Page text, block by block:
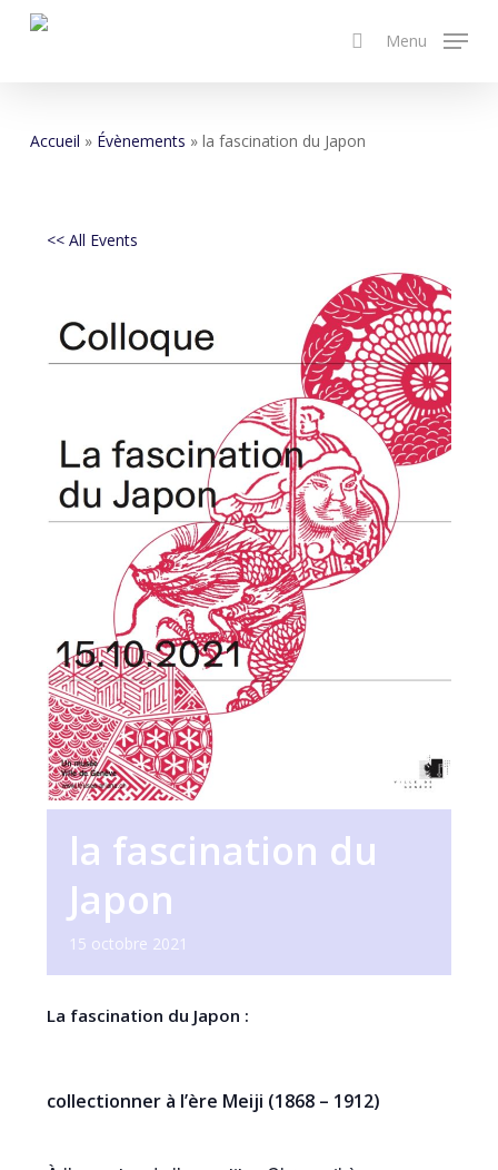
search
Menu
Accueil » Évènements » la fascination du Japon
<< All Events
la fascination du
Japon
15 octobre 2021
La fascination du Japon :
collectionner à l’ère Meiji (1868 – 1912)